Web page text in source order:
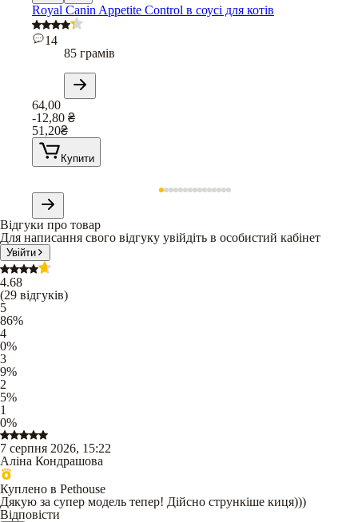
Royal Canin Appetite Control в соусі для котів
14
85 грамів
64,00
-12,80 ₴
51,20₴
Купити
Відгуки про товар
Для написання свого відгуку увійдіть в особистий кабінет
Увійти
4.68
(29 відгуків)
5
86%
4
0%
3
9%
2
5%
1
0%
7 серпня 2026, 15:22
Аліна Кондрашова
Куплено в Pethouse
Дякую за супер модель тепер! Дійсно стрункіше киця)))
Відповісти